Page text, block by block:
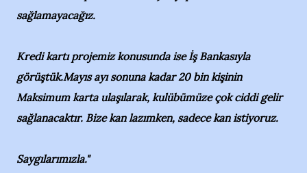
sağlamayacağız.
Kredi kartı projemiz konusunda ise İş Bankasıyla
görüştük.Mayıs ayı sonuna kadar 20 bin kişinin
Maksimum karta ulaşılarak, kulübümüze çok ciddi gelir
sağlanacaktır. Bize kan lazımken, sadece kan istiyoruz.
Saygılarımızla."